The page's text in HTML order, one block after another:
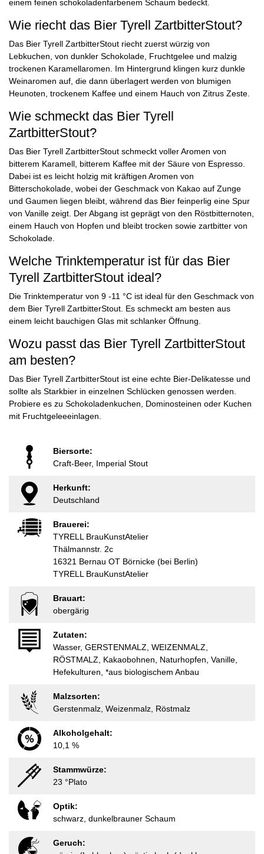
einem feinen schokoladenfarbenem Schaum bedeckt.
Wie riecht das Bier Tyrell ZartbitterStout?
Das Bier Tyrell ZartbitterStout riecht zuerst würzig von
Lebkuchen, von dunkler Schokolade, Fruchtgelee und malzig
trockenen Karamellaromen. Im Hintergrund klingen kurz dunkle
Weinaromen auf, die dann überlagert werden von blumigen
Heunoten, trockenem Kaffee und einem Hauch von Zitrus Zeste.
Wie schmeckt das Bier Tyrell
ZartbitterStout?
Das Bier Tyrell ZartbitterStout schmeckt voller Aromen von
bitterem Karamell, bitterem Kaffee mit der Säure von Espresso.
Dabei ist es leicht holzig mit kräftigen Aromen von
Bitterschokolade, wobei der Geschmack von Kakao auf Zunge
und Gaumen liegen bleibt, während das Bier feinperlig eine Spur
von Vanille zeigt. Der Abgang ist geprägt von den Röstbitternoten,
einem Hauch von Hopfen und bleibt trocken sowie zartbitter von
Schokolade.
Welche Trinktemperatur ist für das Bier
Tyrell ZartbitterStout ideal?
Die Trinktemperatur von 9 -11 °C ist ideal für den Geschmack von
dem Bier Tyrell ZartbitterStout. Es schmeckt am besten aus
einem leicht bauchigen Glas mit schlanker Öffnung.
Wozu passt das Bier Tyrell ZartbitterStout
am besten?
Das Bier Tyrell ZartbitterStout ist eine echte Bier-Delikatesse und
sollte als Starkbier in einzelnen Schlücken genossen werden.
Probiere es zu Schokoladenkuchen, Dominosteinen oder Kuchen
mit Fruchtgeleeeinlagen.
Biersorte:
Craft-Beer, Imperial Stout
Herkunft:
Deutschland
Brauerei:
TYRELL BrauKunstAtelier
Thälmannstr. 2c
16321 Bernau OT Börnicke (bei Berlin)
TYRELL BrauKunstAtelier
Brauart:
obergärig
Zutaten:
Wasser, GERSTENMALZ, WEIZENMALZ,
RÖSTMALZ, Kakaobohnen, Naturhopfen, Vanille,
Hefekulturen, *aus biologischem Anbau
Malzsorten:
Gerstenmalz, Weizenmalz, Röstmalz
Alkoholgehalt:
10,1 %
Stammwürze:
23 °Plato
Optik:
schwarz, dunkelbrauner Schaum
Geruch: